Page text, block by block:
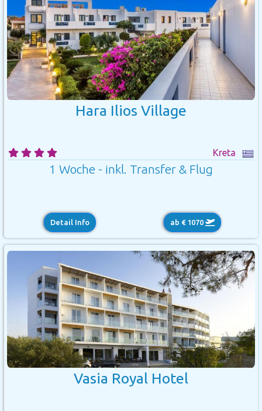
Hara Ilios Village
Kreta
1 Woche - inkl. Transfer & Flug
Detail Info ab € 1070
Vasia Royal Hotel